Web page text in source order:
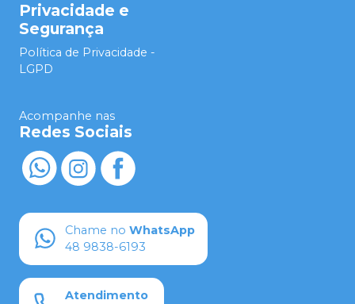
Privacidade e
Segurança
Política de Privacidade -
LGPD
Acompanhe nas
Redes Sociais
Chame no WhatsApp
48 9838-6193
Atendimento